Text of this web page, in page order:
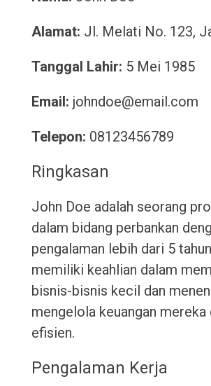
Alamat: Jl. Melati No. 123,
Tanggal Lahir: 5 Mei 1985
Email: johndoe@email.com
Telepon: 08123456789
Ringkasan
John Doe adalah seorang
dalam bidang perbankan
pengalaman lebih dari 5
memiliki keahlian dalam
bisnis-bisnis kecil dan
mengelola keuangan mereka
efisien.
Pengalaman Kerja